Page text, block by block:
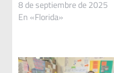
8 de septiembre de 2025
En «Florida»